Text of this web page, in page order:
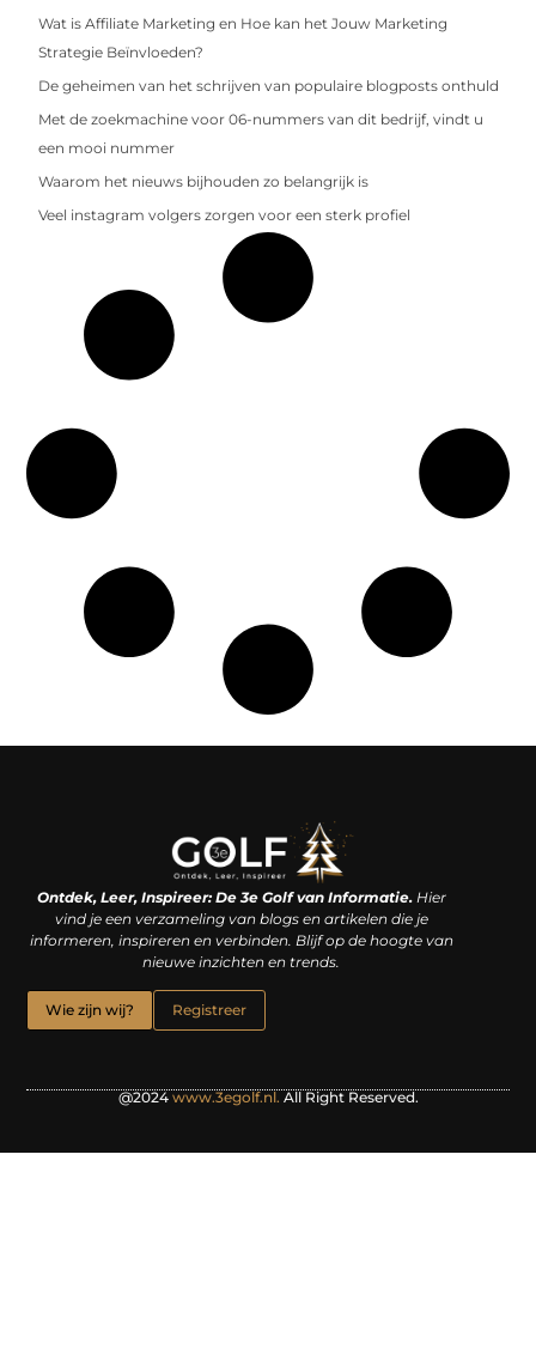
Wat is Affiliate Marketing en Hoe kan het Jouw Marketing
Strategie Beïnvloeden?
De geheimen van het schrijven van populaire blogposts onthuld
Met de zoekmachine voor 06-nummers van dit bedrijf, vindt u
een mooi nummer
Waarom het nieuws bijhouden zo belangrijk is
Veel instagram volgers zorgen voor een sterk profiel
Ontdek, Leer, Inspireer: De 3e Golf van Informatie.Hier
vind je een verzameling van blogs en artikelen die je
informeren, inspireren en verbinden. Blijf op de hoogte van
nieuwe inzichten en trends.
Wie zijn wij? Registreer
@2024www.3egolf.nl.All Right Reserved.